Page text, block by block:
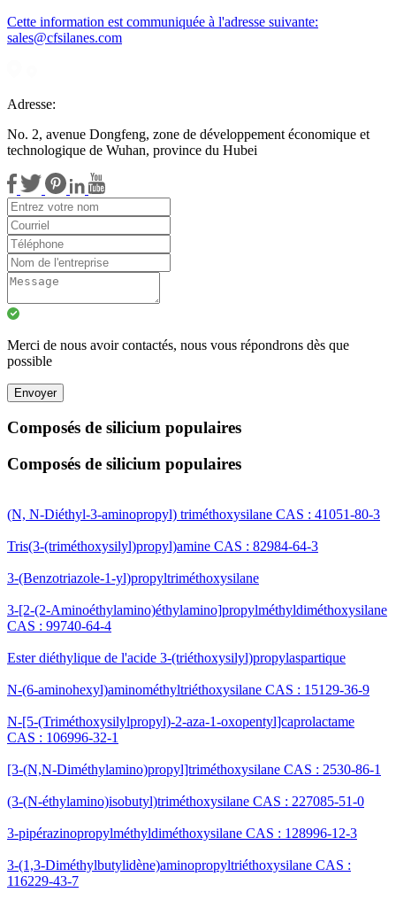
Cette information est communiquée à l'adresse suivante:
sales@cfsilanes.com
Adresse:
No. 2, avenue Dongfeng, zone de développement économique et
technologique de Wuhan, province du Hubei
Merci de nous avoir contactés, nous vous répondrons dès que
possible
Envoyer
Composés de silicium populaires
Composés de silicium populaires
(N, N-Diéthyl-3-aminopropyl) triméthoxysilane CAS : 41051-80-3
Tris(3-(triméthoxysilyl)propyl)amine CAS : 82984-64-3
3-(Benzotriazole-1-yl)propyltriméthoxysilane
3-[2-(2-Aminoéthylamino)éthylamino]propylméthyldiméthoxysilane
CAS : 99740-64-4
Ester diéthylique de l'acide 3-(triéthoxysilyl)propylaspartique
N-(6-aminohexyl)aminométhyltriéthoxysilane CAS : 15129-36-9
N-[5-(Triméthoxysilylpropyl)-2-aza-1-oxopentyl]caprolactame
CAS : 106996-32-1
[3-(N,N-Diméthylamino)propyl]triméthoxysilane CAS : 2530-86-1
(3-(N-éthylamino)isobutyl)triméthoxysilane CAS : 227085-51-0
3-pipérazinopropylméthyldiméthoxysilane CAS : 128996-12-3
3-(1,3-Diméthylbutylidène)aminopropyltriéthoxysilane CAS :
116229-43-7